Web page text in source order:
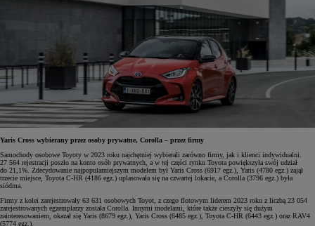
Yaris Cross wybierany przez osoby prywatne, Corolla – przez firmy
Samochody osobowe Toyoty w 2023 roku najchętniej wybierali zarówno firmy, jak i klienci indywidualni.
27 564 rejestracji poszło na konto osób prywatnych, a w tej części rynku Toyota powiększyła swój udział
do 21,1%. Zdecydowanie najpopularniejszym modelem był Yaris Cross (6917 egz.), Yaris (4780 egz.) zajął
trzecie miejsce, Toyota C-HR (4186 egz.) uplasowała się na czwartej lokacie, a Corolla (3796 egz.) była
siódma.
Firmy z kolei zarejestrowały 63 631 osobowych Toyot, z czego flotowym liderem 2023 roku z liczbą 23 054
zarejestrowanych egzemplarzy została Corolla. Innymi modelami, które także cieszyły się dużym
zainteresowaniem, okazał się Yaris (8679 egz.), Yaris Cross (6485 egz.), Toyota C-HR (6443 egz.) oraz RAV4
(5774 egz.).